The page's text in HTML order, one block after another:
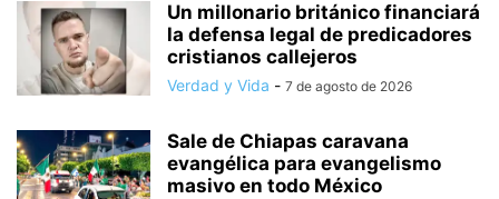
Un millonario británico financiará
la defensa legal de predicadores
cristianos callejeros
Verdad y Vida - 7 de agosto de 2026
Sale de Chiapas caravana
evangélica para evangelismo
masivo en todo México